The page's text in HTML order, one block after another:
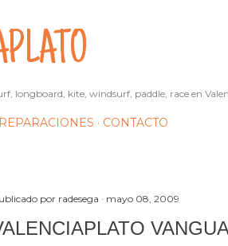
longboard, kite, windsurf, paddle, race en
REPARACIONES CONTACTO
por radesega mayo 08, 2009